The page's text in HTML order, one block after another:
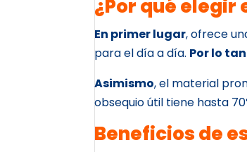
¿Por qué elegir
En primer lugar, ofrece
para el día a día. Por lo
Asimismo, el material
obsequio útil tiene hasta
Beneficios de